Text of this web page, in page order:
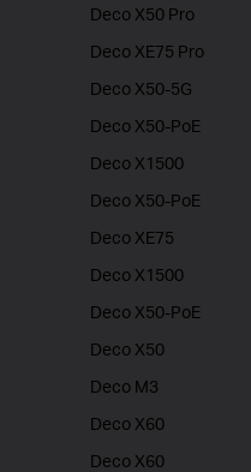
Deco X50 Pro
Deco XE75 Pro
Deco X50-5G
Deco X50-PoE
Deco X1500
Deco X50-PoE
Deco XE75
Deco X1500
Deco X50-PoE
Deco X50
Deco M3
Deco X60
Deco X60